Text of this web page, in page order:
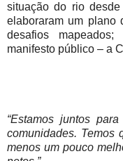
situação do rio
elaboraram um plano
desafios
manifesto público – a
“Estamos juntos
comunidades. Temos
menos um pouco